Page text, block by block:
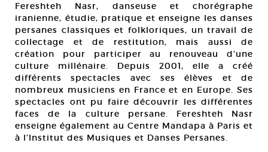
Fereshteh Nasr, danseuse et chorégraphe
iranienne, étudie, pratique et enseigne les danses
persanes classiques et folkloriques, un travail de
collectage et de restitution, mais aussi de
création pour participer au renouveau d’une
culture millénaire. Depuis 2001, elle a créé
différents spectacles avec ses élèves et de
nombreux musiciens en France et en Europe. Ses
spectacles ont pu faire découvrir les différentes
faces de la culture persane. Fereshteh Nasr
enseigne également au Centre Mandapa à Paris et
à l’Institut des Musiques et Danses Persanes.